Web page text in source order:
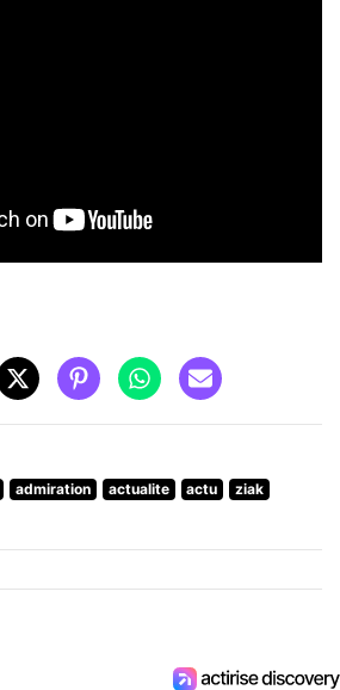
admiration actualite actu
ziak